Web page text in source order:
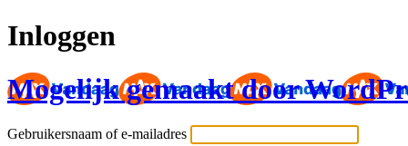
Inloggen
Mogelijk gemaakt door
Gebruikersnaam of e-mailadres